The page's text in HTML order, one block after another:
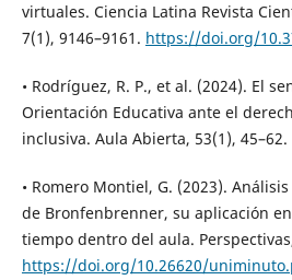
virtuales. Ciencia Latina Revista
7(1), 9146–9161. https://doi.org/
• Rodríguez, R. P., et al. (2024). El
Orientación Educativa ante el
inclusiva. Aula Abierta, 53(1), 45–62.
• Romero Montiel, G. (2023).
de Bronfenbrenner, su aplicación
tiempo dentro del aula.
https://doi.org/10.26620/